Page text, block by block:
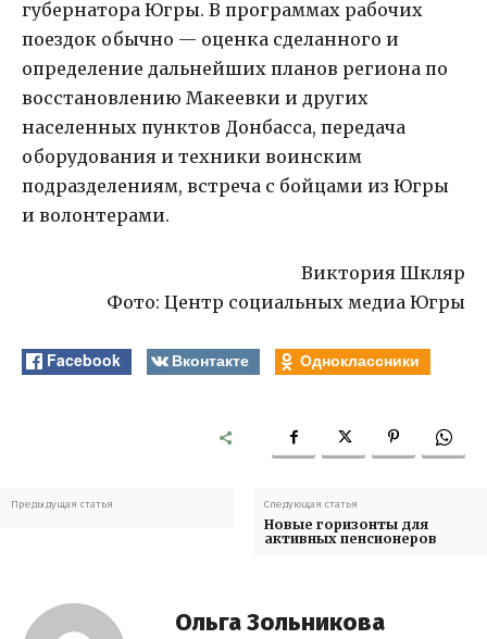
губернатора Югры. В программах рабочих
поездок обычно — оценка сделанного и
определение дальнейших планов региона по
восстановлению Макеевки и других
населенных пунктов Донбасса, передача
оборудования и техники воинским
подразделениям, встреча с бойцами из Югры
и волонтерами.
Виктория Шкляр
Фото: Центр социальных медиа Югры
Facebook Вконтакте Одноклассники
Предыдущая статья Следующая статья
Новые горизонты для
активных пенсионеров
Ольга Зольникова